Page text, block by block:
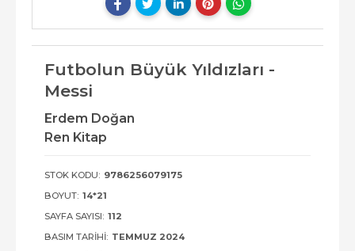
Futbolun Büyük Yıldızları -
Messi
Erdem Doğan
Ren Kitap
STOK KODU: 9786256079175
BOYUT: 14*21
SAYFA SAYISI: 112
BASIM TARIHI: TEMMUZ 2024